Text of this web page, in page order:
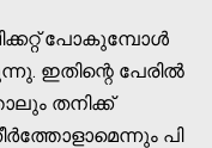
പോകുമ്പോൾ
ഇതിന്റെ പേരിൽ
തനിക്ക്
പി